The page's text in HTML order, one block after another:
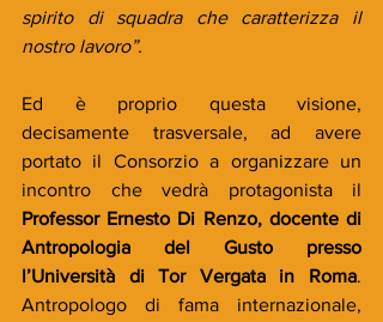
spirito di squadra che caratterizza il
nostro lavoro”.
Ed è proprio questa visione,
decisamente trasversale, ad avere
portato il Consorzio a organizzare un
Professor Ernesto Di Renzo, docente di
Antropologia del Gusto presso
l’Università di Tor Vergata in Roma.
Antropologo di fama internazionale,